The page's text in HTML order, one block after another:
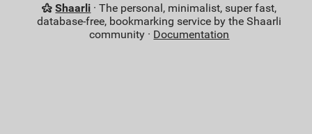
Shaarli · The personal, minimalist, super fast,
database-free, bookmarking service by the Shaarli
community · Documentation